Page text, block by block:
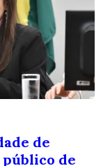
de
de